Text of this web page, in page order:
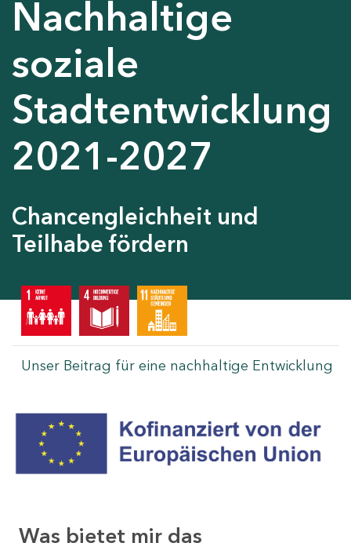
Nachhaltige
soziale
Stadtentwicklung
2021-2027
Chancengleichheit und
Teilhabe fördern
Unser Beitrag für eine nachhaltige Entwicklung
Was bietet mir das